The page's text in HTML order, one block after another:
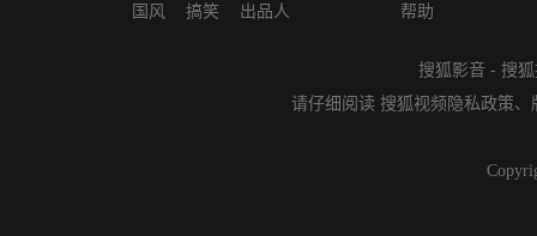
国风
搞笑
出品人
帮助
搜狐影音 - 搜
请仔细阅读 搜狐视频隐私政策、